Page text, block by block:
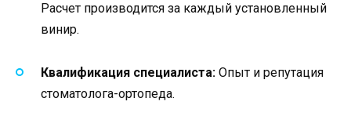
Расчет производится за каждый установленный
винир.
Квалификация специалиста: Опыт и репутация
стоматолога-ортопеда.